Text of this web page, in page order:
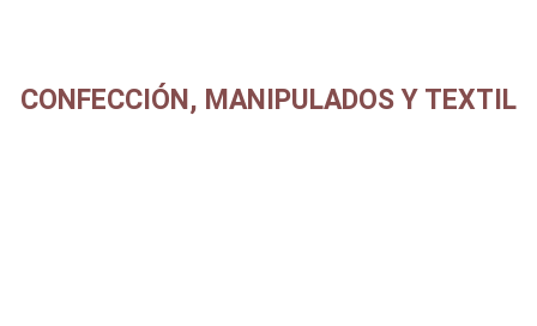
CONFECCIÓN, MANIPULADOS Y TEXTIL